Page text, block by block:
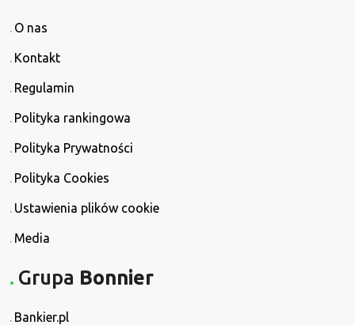
O nas
Kontakt
Regulamin
Polityka rankingowa
Polityka Prywatności
Polityka Cookies
Ustawienia plików cookie
Media
Grupa Bonnier
Bankier.pl